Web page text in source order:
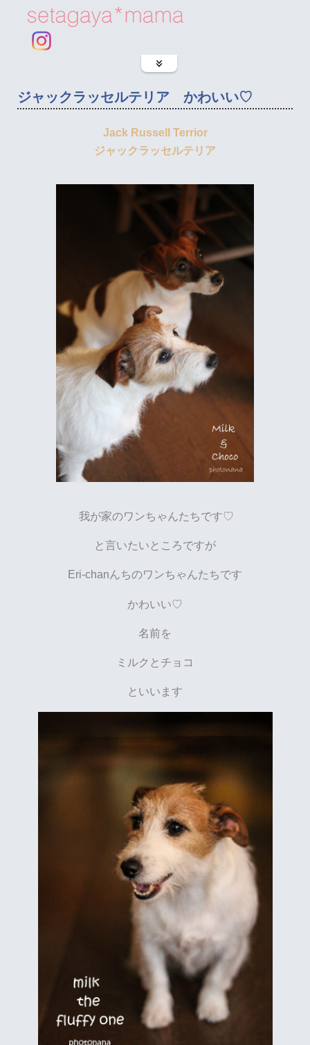
ジャックラッセルテリア かわいい♡
Jack Russell Terrior
ジャックラッセルテリア
我が家のワンちゃんたちです♡
と言いたいところですが
Eri-chanんちのワンちゃんたちです
かわいい♡
名前を
ミルクとチョコ
といいます